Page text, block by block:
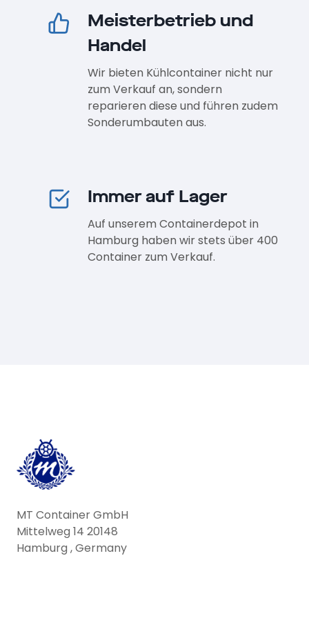
Meisterbetrieb und
Handel
Wir bieten Kühlcontainer nicht nur
zum Verkauf an, sondern
reparieren diese und führen zudem
Sonderumbauten aus.
Immer auf Lager
Auf unserem Containerdepot in
Hamburg haben wir stets über 400
Container zum Verkauf.
MT Container GmbH
Mittelweg 14 20148
Hamburg , Germany